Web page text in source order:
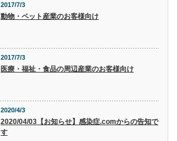
2017/7/3
動物・ペット産業のお客様向け
2017/7/3
医療・福祉・食品の周辺産業のお客様向け
2020/4/3
2020/04/03【お知らせ】感染症.comからの告知で
す